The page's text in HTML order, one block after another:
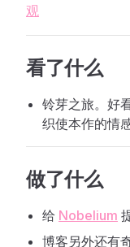
观
看了什么
铃芽之旅。好
织使本作的情
做了什么
给 Nobelium
博客另外还有